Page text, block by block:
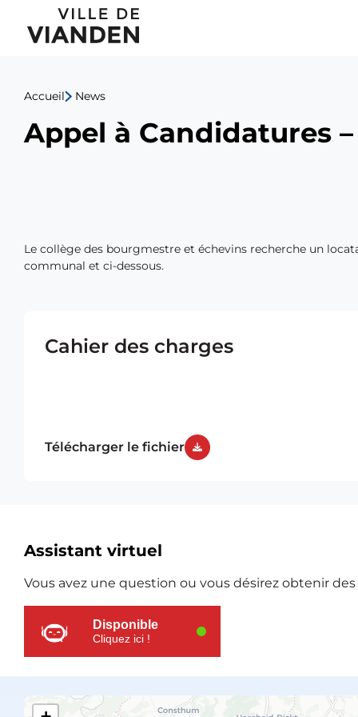
Appel
Candidatures
Exploitation
la
Buvette
Télésiège
Menu
navigation
principal
Accueil News
Appel à Candidatures
Le collège des bourgmestre et échevins recherche un
communal et ci-dessous.
Cahier des charges
Télécharger le fichier
Ressources
supplémentaires
Assistant virtuel
Vous avez une question ou vous désirez obtenir
Disponible
Cliquez ici !